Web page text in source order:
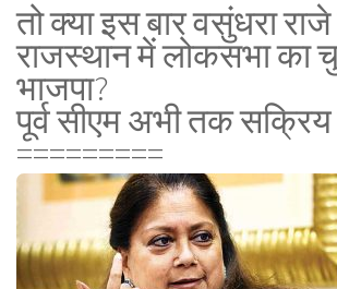
तो क्या इस बार वसुंधरा
राजस्थान में लोकसभा का
भाजपा?
पूर्व सीएम अभी तक सक्रिय
=========